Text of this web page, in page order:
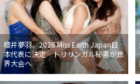
櫻井夢羽、2026 Miss Earth Japan日
本代表に決定 トリリンガル秘書が世
界大会へ